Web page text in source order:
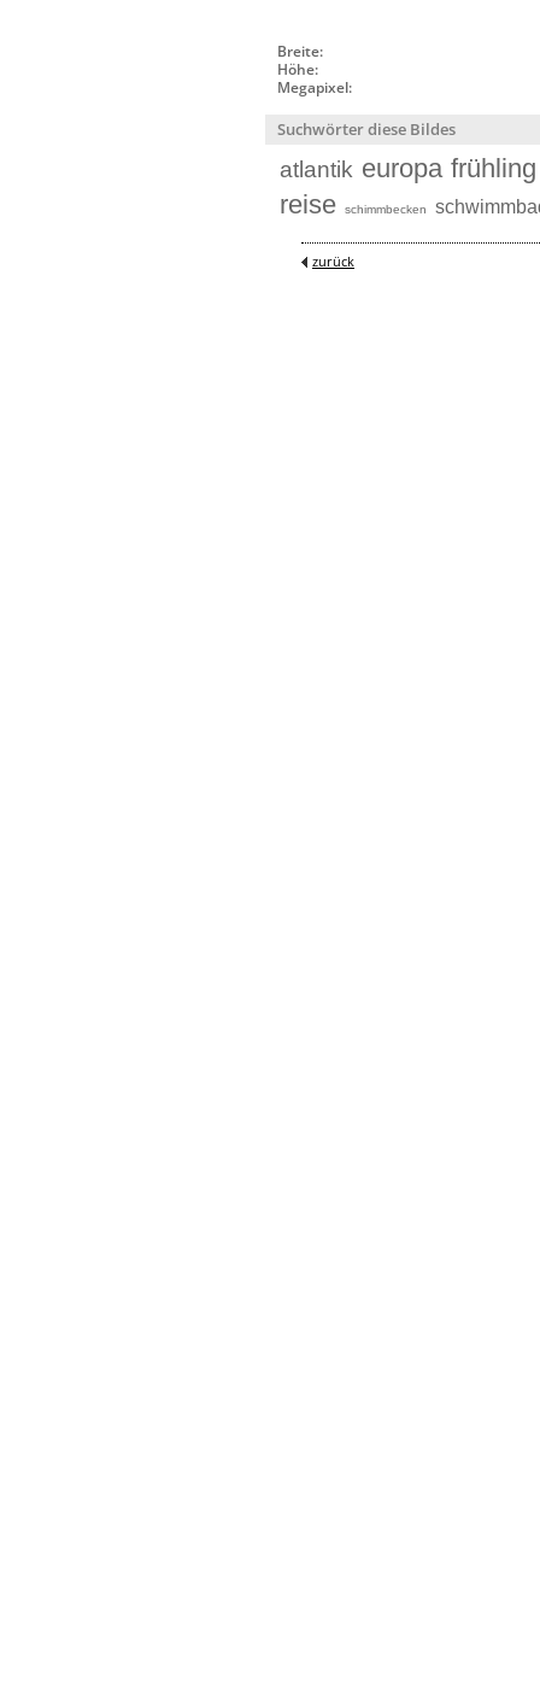
Breite:
Höhe:
Megapixel:
Suchwörter diese Bildes
atlantik europa frühling
reise
schimmbecken
zurück